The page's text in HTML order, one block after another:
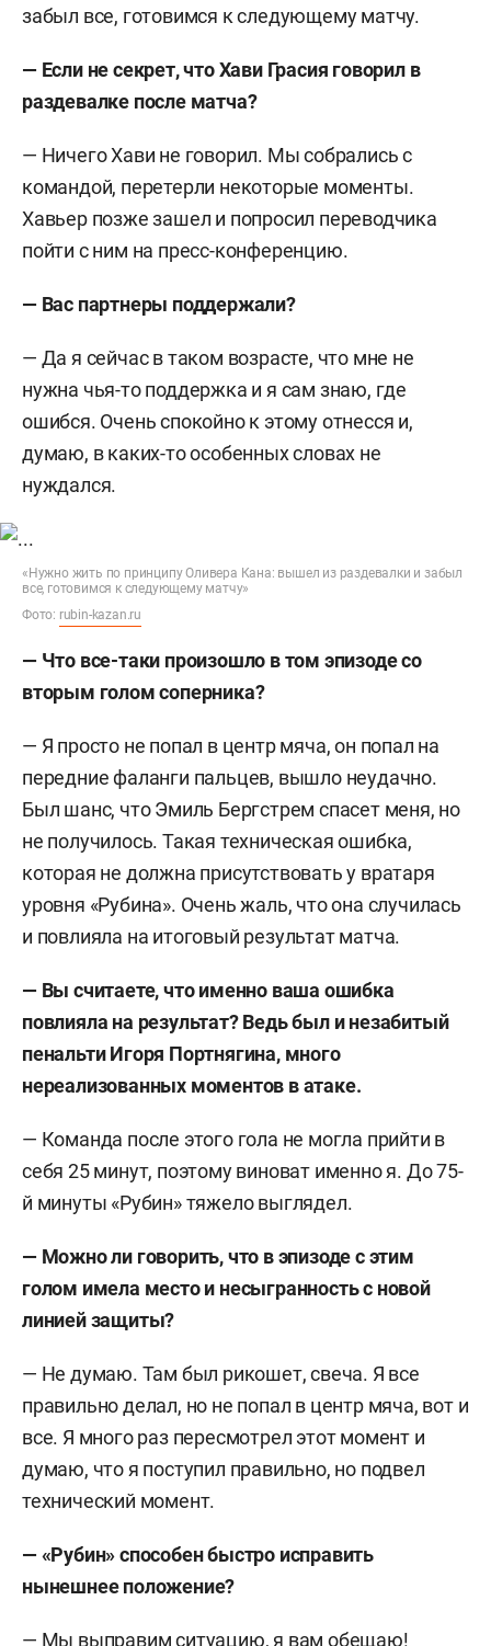
забыл все, готовимся к следующему матчу.
— Если не секрет, что Хави Грасия говорил в
раздевалке после матча?
— Ничего Хави не говорил. Мы собрались с
командой, перетерли некоторые моменты.
Хавьер позже зашел и попросил переводчика
пойти с ним на пресс-конференцию.
— Вас партнеры поддержали?
— Да я сейчас в таком возрасте, что мне не
нужна чья-то поддержка и я сам знаю, где
ошибся. Очень спокойно к этому отнесся и,
думаю, в каких-то особенных словах не
нуждался.
«Нужно жить по принципу Оливера Кана: вышел из раздевалки и забыл
все, готовимся к следующему матчу»
Фото: rubin-kazan.ru
— Что все-таки произошло в том эпизоде со
вторым голом соперника?
— Я просто не попал в центр мяча, он попал на
передние фаланги пальцев, вышло неудачно.
Был шанс, что Эмиль Бергстрем спасет меня, но
не получилось. Такая техническая ошибка,
которая не должна присутствовать у вратаря
уровня «Рубина». Очень жаль, что она случилась
и повлияла на итоговый результат матча.
— Вы считаете, что именно ваша ошибка
повлияла на результат? Ведь был и незабитый
пенальти Игоря Портнягина, много
нереализованных моментов в атаке.
— Команда после этого гола не могла прийти в
себя 25 минут, поэтому виноват именно я. До 75-
й минуты «Рубин» тяжело выглядел.
— Можно ли говорить, что в эпизоде с этим
голом имела место и несыгранность с новой
линией защиты?
— Не думаю. Там был рикошет, свеча. Я все
правильно делал, но не попал в центр мяча, вот и
все. Я много раз пересмотрел этот момент и
думаю, что я поступил правильно, но подвел
технический момент.
— «Рубин» способен быстро исправить
нынешнее положение?
— Мы выправим ситуацию, я вам обещаю!